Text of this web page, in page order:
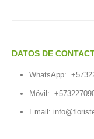
DATOS DE
WhatsApp:
Móvil:
Email: